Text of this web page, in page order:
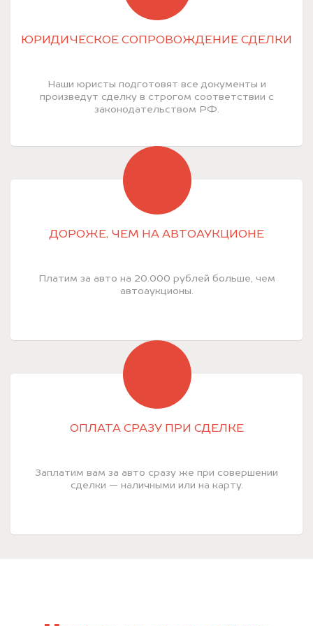
ЮРИДИЧЕСКОЕ СОПРОВОЖДЕНИЕ СДЕЛКИ
Наши юристы подготовят все документы и
произведут сделку в строгом соответствии с
законодательством РФ.
ДОРОЖЕ, ЧЕМ НА АВТОАУКЦИОНЕ
Платим за авто на 20.000 рублей больше, чем
автоаукционы.
ОПЛАТА СРАЗУ ПРИ СДЕЛКЕ
Заплатим вам за авто сразу же при совершении
сделки — наличными или на карту.